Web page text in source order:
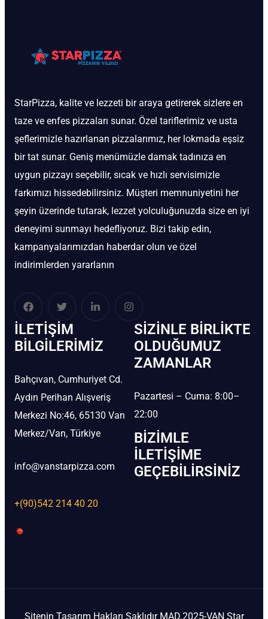
StarPizza, kalite ve lezzeti bir araya getirerek sizlere en
taze ve enfes pizzaları sunar. Özel tariflerimiz ve usta
şeflerimizle hazırlanan pizzalarımız, her lokmada eşsiz
bir tat sunar. Geniş menümüzle damak tadınıza en
uygun pizzayı seçebilir, sıcak ve hızlı servisimizle
farkımızı hissedebilirsiniz. Müşteri memnuniyetini her
şeyin üzerinde tutarak, lezzet yolculuğunuzda size en iyi
deneyimi sunmayı hedefliyoruz. Bizi takip edin,
kampanyalarımızdan haberdar olun ve özel
indirimlerden yararlanın
İLETIŞIM
BİLGILERIMIZ
Bahçıvan, Cumhuriyet Cd.
Aydın Perihan Alışveriş
Merkezi No:46, 65130 Van
Merkez/Van, Türkiye
info@vanstarpizza.com
+(90)542 214 40 20
SIZINLE BIRLIKTE
OLDUĞUMUZ
ZAMANLAR
Pazartesi – Cuma: 8:00–
22:00
BIZIMLE
İLETIŞIME
GEÇEBILIRSINIZ
Sitenin Tasarım Hakları Saklıdır MAD.2025-VAN Star